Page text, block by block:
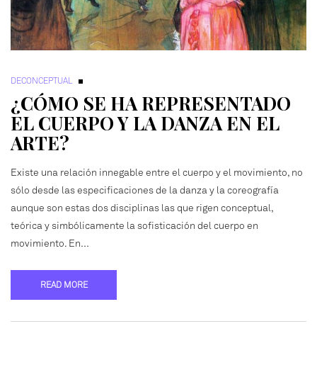
DECONCEPTUAL
¿CÓMO SE HA REPRESENTADO
EL CUERPO Y LA DANZA EN EL
ARTE?
Existe una relación innegable entre el cuerpo y el movimiento, no
sólo desde las especificaciones de la danza y la coreografía
aunque son estas dos disciplinas las que rigen conceptual,
teórica y simbólicamente la sofisticación del cuerpo en
movimiento. En…
READ MORE